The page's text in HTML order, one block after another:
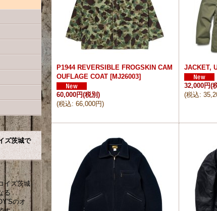
ズ茨城で
イズ茨城
る
のオ
P1944 REVERSIBLE FROGSKIN CAM
OUFLAGE COAT [MJ26003]
60,000円(税別)
(税込: 66,000円)
JACKET,
32,000円(
(税込: